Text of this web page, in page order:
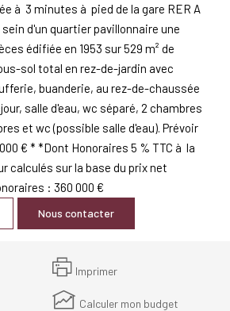
à 3 minutes à pied de la gare RER A
d'un quartier pavillonnaire une
édifiée en 1953 sur 529 m² de
sol total en rez-de-jardin avec
buanderie, au rez-de-chaussée
salle d'eau, wc séparé, 2 chambres
et wc (possible salle d'eau). Prévoir
€ * *Dont Honoraires 5 % TTC à la
calculés sur la base du prix net
: 360 000 €
Nous contacter
Imprimer
Calculer mon budget